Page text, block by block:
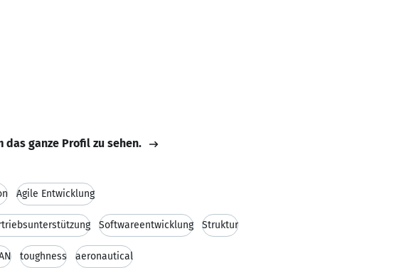
das ganze Profil zu sehen.
Agile Entwicklung
Softwareentwicklung Struktur
toughness aeronautical